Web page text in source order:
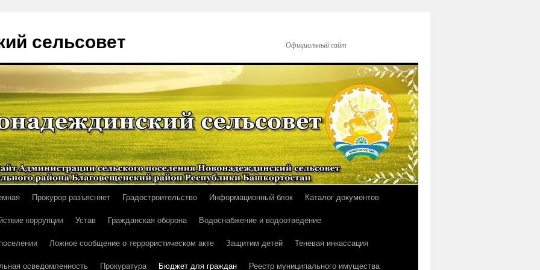
сельсовет Официальный сайт
Прокурор разъясняет Градостроительство Информационный блок
Каталог документов
коррупции Устав Гражданская оборона
Водоснабжение и водоотведение
Ложное сообщение о террористическом акте Защитим детей
Теневая инкассация
осведомленность Прокуратура Бюджет для граждан
Реестр муниципального имущества